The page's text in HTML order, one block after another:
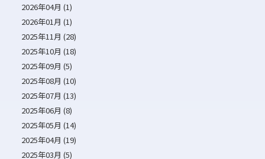
2026年04月 (1)
2026年01月 (1)
2025年11月 (28)
2025年10月 (18)
2025年09月 (5)
2025年08月 (10)
2025年07月 (13)
2025年06月 (8)
2025年05月 (14)
2025年04月 (19)
2025年03月 (5)